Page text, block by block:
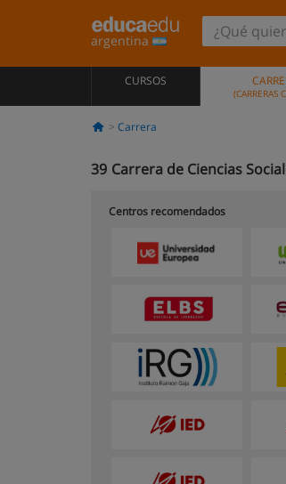
argentina
CURSOS
(CARRERAS
Carrera
39 Carrera de Ciencias
Centros recomendados